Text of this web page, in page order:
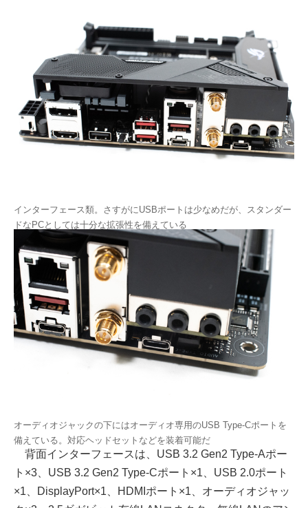
インターフェース類。さすがにUSBポートは少なめだが、スタンダー
ドなPCとしては十分な拡張性を備えている
オーディオジャックの下にはオーディオ専用のUSB Type-Cポートを
備えている。対応ヘッドセットなどを装着可能だ
背面インターフェースは、USB 3.2 Gen2 Type-Aポー
ト×3、USB 3.2 Gen2 Type-Cポート×1、USB 2.0ポート
×1、DisplayPort×1、HDMIポート×1、オーディオジャッ